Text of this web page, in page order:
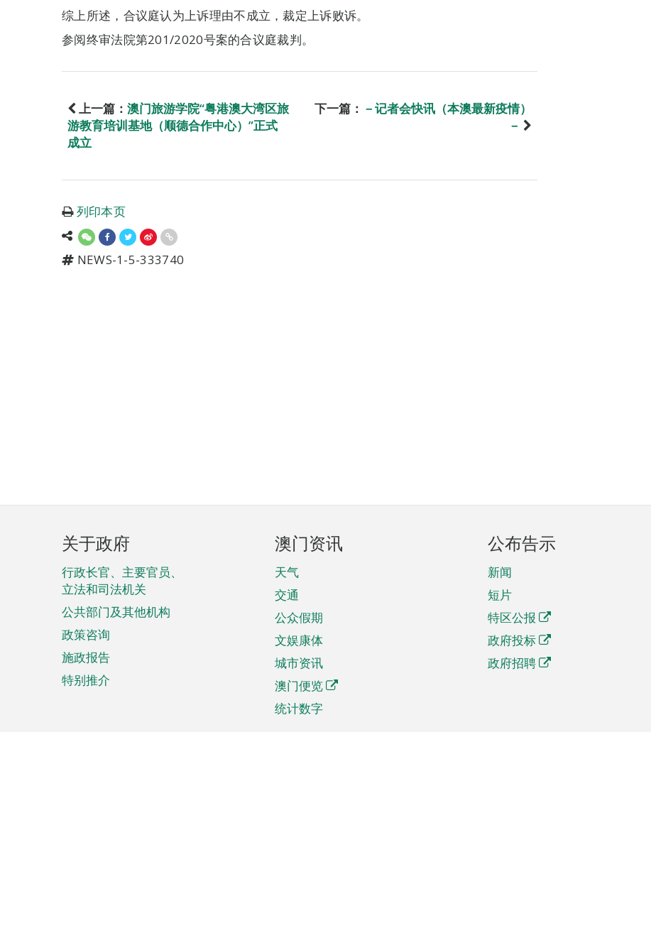
综上所述，合议庭认为上诉理由不成立，裁定上诉败诉。
参阅终审法院第201/2020号案的合议庭裁判。
上一篇： 澳门旅游学院“粤港澳大湾区旅
游教育培训基地（顺德合作中心）”正式
成立
下一篇： －记者会快讯（本澳最新疫情）
－
列印本页
NEWS-1-5-333740
页
脚
菜
单
关于政府
行政长官、主要官员、
立法和司法机关
公共部门及其他机构
政策咨询
施政报告
特别推介
澳门资讯
天气
交通
公众假期
文娱康体
城市资讯
澳门便览
统计数字
公布告示
新闻
短片
特区公报
政府投标
政府招聘